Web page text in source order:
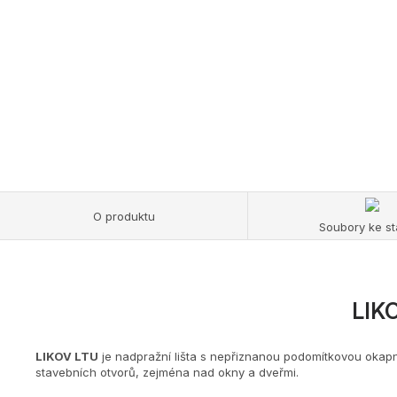
O produktu
Soubory ke
LIKOV LTU je nadpražní lišta s nepřiznanou podomítkovou
stavebních otvorů, zejména nad okny a dveřmi.